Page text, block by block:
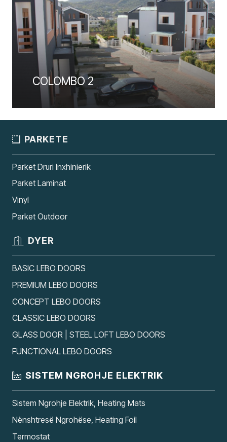
COLOMBO 2
PARKETE
Parket Druri Inxhinierik
Parket Laminat
Vinyl
Parket Outdoor
DYER
BASIC LEBO DOORS
PREMIUM LEBO DOORS
CONCEPT LEBO DOORS
CLASSIC LEBO DOORS
GLASS DOOR | STEEL LOFT LEBO DOORS
FUNCTIONAL LEBO DOORS
SISTEM NGROHJE ELEKTRIK
Sistem Ngrohje Elektrik, Heating Mats
Nënshtresë Ngrohëse, Heating Foil
Termostat